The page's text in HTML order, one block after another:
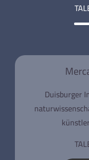
Duisburger